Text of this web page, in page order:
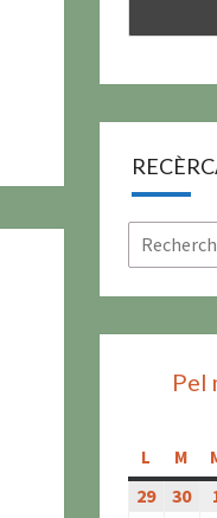
Rechercher
Pel
L lundi
M
29293030